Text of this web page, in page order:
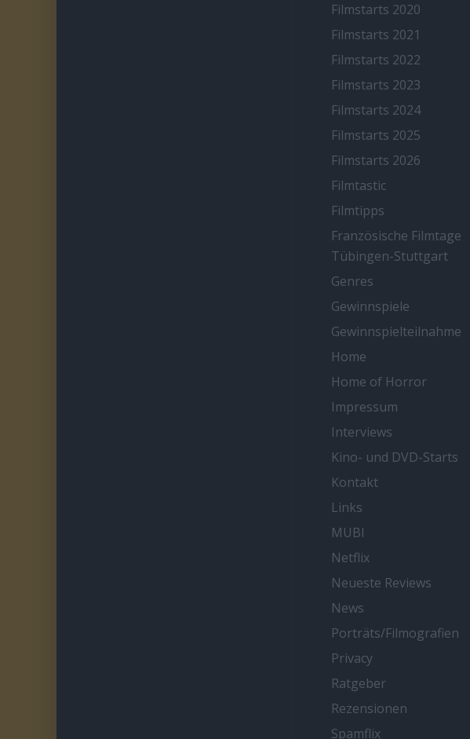
Filmstarts 2020
Filmstarts 2021
Filmstarts 2022
Filmstarts 2023
Filmstarts 2024
Filmstarts 2025
Filmstarts 2026
Filmtastic
Filmtipps
Französische Filmtage
Tübingen-Stuttgart
Genres
Gewinnspiele
Gewinnspielteilnahme
Home
Home of Horror
Impressum
Interviews
Kino- und DVD-Starts
Kontakt
Links
MUBI
Netflix
Neueste Reviews
News
Porträts/Filmografien
Privacy
Ratgeber
Rezensionen
Spamflix